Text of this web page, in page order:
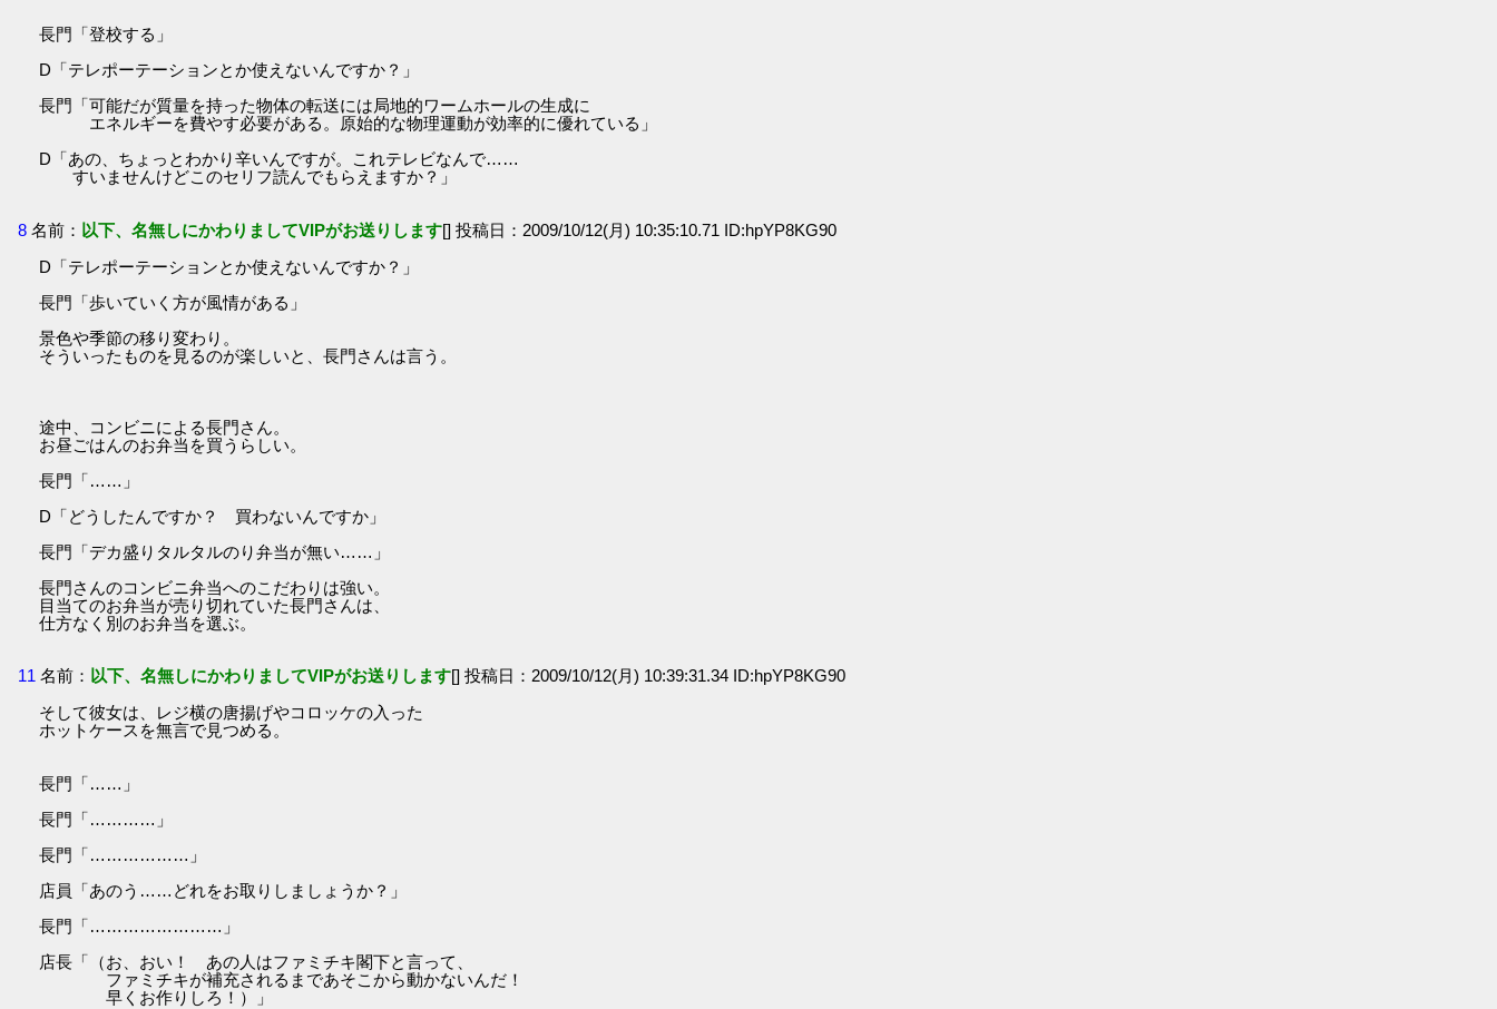
長門「登校する」
D「テレポーテーションとか使えないんですか？」
長門「可能だが質量を持った物体の転送には局地的ワームホールの生成に
エネルギーを費やす必要がある。原始的な物理運動が効率的に優れている」
D「あの、ちょっとわかり辛いんですが。これテレビなんで……
すいませんけどこのセリフ読んでもらえますか？」
8 名前： 以下、名無しにかわりましてVIPがお送りします[] 投稿日：2009/10/12(月) 10:35:10.71 ID:hpYP8KG90
D「テレポーテーションとか使えないんですか？」
長門「歩いていく方が風情がある」
景色や季節の移り変わり。
そういったものを見るのが楽しいと、長門さんは言う。
途中、コンビニによる長門さん。
お昼ごはんのお弁当を買うらしい。
長門「……」
D「どうしたんですか？ 買わないんですか」
長門「デカ盛りタルタルのり弁当が無い……」
長門さんのコンビニ弁当へのこだわりは強い。
目当てのお弁当が売り切れていた長門さんは、
仕方なく別のお弁当を選ぶ。
11 名前： 以下、名無しにかわりましてVIPがお送りします[] 投稿日：2009/10/12(月) 10:39:31.34 ID:hpYP8KG90
そして彼女は、レジ横の唐揚げやコロッケの入った
ホットケースを無言で見つめる。
長門「……」
長門「…………」
長門「………………」
店員「あのう……どれをお取りしましょうか？」
長門「……………………」
店長「（お、おい！ あの人はファミチキ閣下と言って、
ファミチキが補充されるまであそこから動かないんだ！
早くお作りしろ！）」